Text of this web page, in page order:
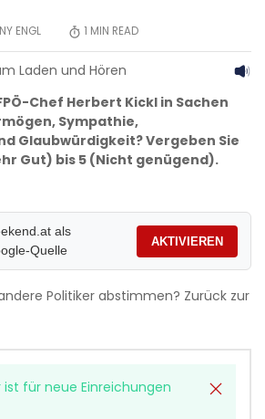
ENGL 1 MIN READ
Laden und Hören
Chef Herbert Kickl in Sachen
Sympathie,
Glaubwürdigkeit? Vergeben Sie
Gut) bis 5 (Nicht genügend).
als
Quelle
AKTIVIEREN
Politiker abstimmen? Zurück zur
ist für neue Einreichungen